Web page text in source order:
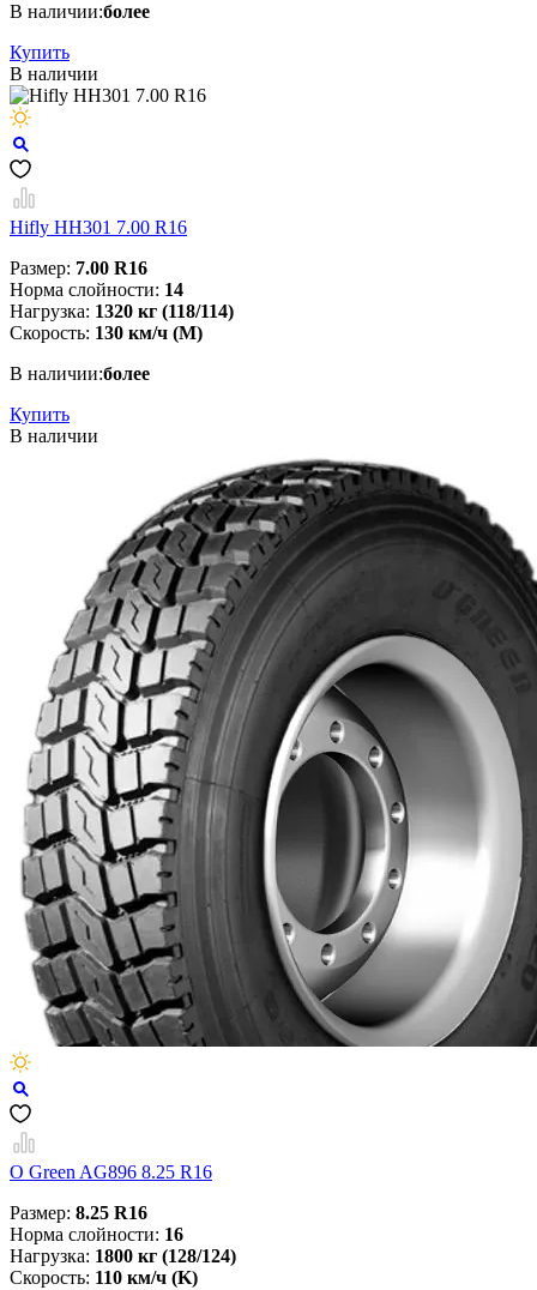
В наличии:более
Купить
В наличии
Hifly HH301 7.00 R16
Размер: 7.00 R16
Норма слойности: 14
Нагрузка: 1320 кг (118/114)
Скорость: 130 км/ч (M)
В наличии:более
Купить
В наличии
O Green AG896 8.25 R16
Размер: 8.25 R16
Норма слойности: 16
Нагрузка: 1800 кг (128/124)
Скорость: 110 км/ч (K)